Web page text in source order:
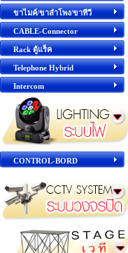
ขาไมค์/ขาลำโพง/ขาทีวี
CABLE-Connector
Rack ตู้แร็ค
Telephone Hybrid
Intercom
CONTROL-BORD